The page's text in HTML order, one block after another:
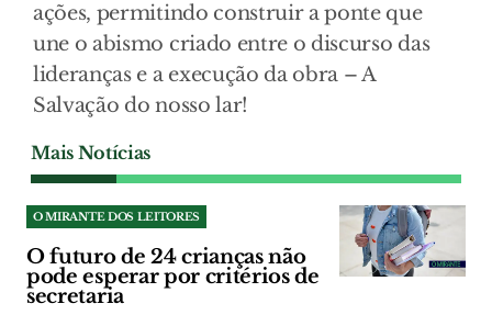
ações, permitindo construir a ponte que
une o abismo criado entre o discurso das
lideranças e a execução da obra – A
Salvação do nosso lar!
Mais Notícias
O MIRANTE DOS LEITORES
O futuro de 24 crianças não
pode esperar por critérios de
secretaria